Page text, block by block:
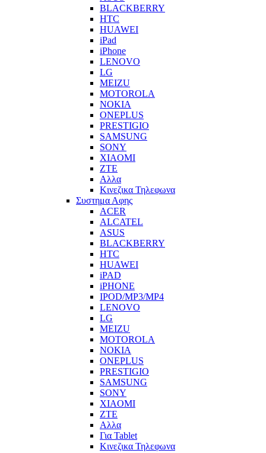
BLACKBERRY
HTC
HUAWEI
iPad
iPhone
LENOVO
LG
MEIZU
MOTOROLA
NOKIA
ONEPLUS
PRESTIGIO
SAMSUNG
SONY
XIAOMI
ZTE
Αλλα
Κινεζικα Τηλεφωνα
Συστημα Αφης
ACER
ALCATEL
ASUS
BLACKBERRY
HTC
HUAWEI
iPAD
iPHONE
IPOD/MP3/MP4
LENOVO
LG
MEIZU
MOTOROLA
NOKIA
ONEPLUS
PRESTIGIO
SAMSUNG
SONY
XIAOMI
ZTE
Αλλα
Για Tablet
Κινεζικα Τηλεφωνα